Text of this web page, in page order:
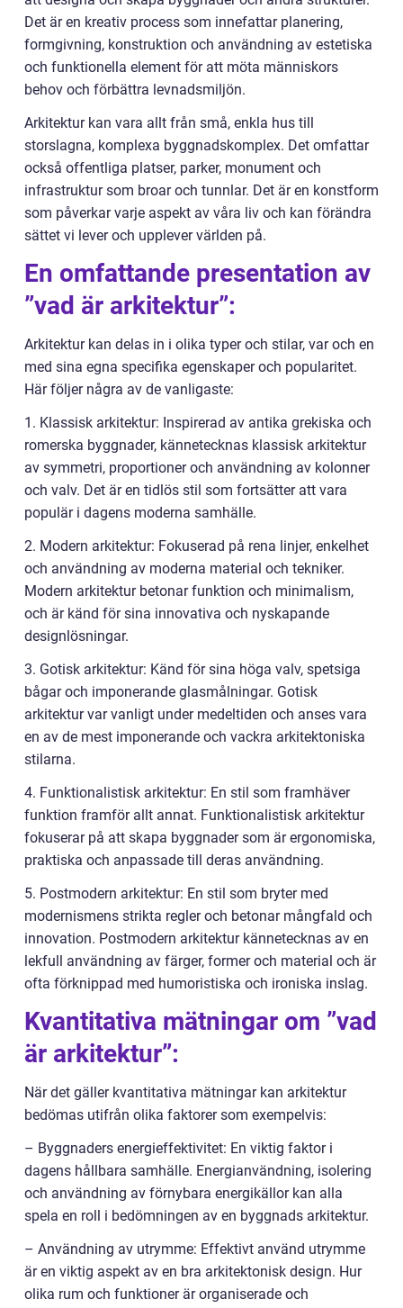
Det är en kreativ process som innefattar planering,
formgivning, konstruktion och användning av estetiska
och funktionella element för att möta människors
behov och förbättra levnadsmiljön.
Arkitektur kan vara allt från små, enkla hus till
storslagna, komplexa byggnadskomplex. Det omfattar
också offentliga platser, parker, monument och
infrastruktur som broar och tunnlar. Det är en konstform
som påverkar varje aspekt av våra liv och kan förändra
sättet vi lever och upplever världen på.
En omfattande presentation av
”vad är arkitektur”:
Arkitektur kan delas in i olika typer och stilar, var och en
med sina egna specifika egenskaper och popularitet.
Här följer några av de vanligaste:
1. Klassisk arkitektur: Inspirerad av antika grekiska och
romerska byggnader, kännetecknas klassisk arkitektur
av symmetri, proportioner och användning av kolonner
och valv. Det är en tidlös stil som fortsätter att vara
populär i dagens moderna samhälle.
2. Modern arkitektur: Fokuserad på rena linjer, enkelhet
och användning av moderna material och tekniker.
Modern arkitektur betonar funktion och minimalism,
och är känd för sina innovativa och nyskapande
designlösningar.
3. Gotisk arkitektur: Känd för sina höga valv, spetsiga
bågar och imponerande glasmålningar. Gotisk
arkitektur var vanligt under medeltiden och anses vara
en av de mest imponerande och vackra arkitektoniska
stilarna.
4. Funktionalistisk arkitektur: En stil som framhäver
funktion framför allt annat. Funktionalistisk arkitektur
fokuserar på att skapa byggnader som är ergonomiska,
praktiska och anpassade till deras användning.
5. Postmodern arkitektur: En stil som bryter med
modernismens strikta regler och betonar mångfald och
innovation. Postmodern arkitektur kännetecknas av en
lekfull användning av färger, former och material och är
ofta förknippad med humoristiska och ironiska inslag.
Kvantitativa mätningar om ”vad
är arkitektur”:
När det gäller kvantitativa mätningar kan arkitektur
bedömas utifrån olika faktorer som exempelvis:
– Byggnaders energieffektivitet: En viktig faktor i
dagens hållbara samhälle. Energianvändning, isolering
och användning av förnybara energikällor kan alla
spela en roll i bedömningen av en byggnads arkitektur.
– Användning av utrymme: Effektivt använd utrymme
är en viktig aspekt av en bra arkitektonisk design. Hur
olika rum och funktioner är organiserade och